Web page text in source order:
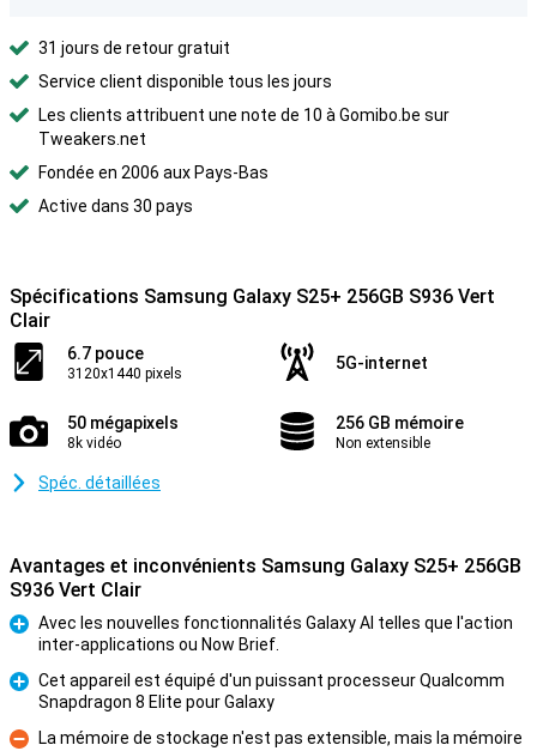
31 jours de retour gratuit
Service client disponible tous les jours
Les clients attribuent une note de 10 à Gomibo.be sur
Tweakers.net
Fondée en 2006 aux Pays-Bas
Active dans 30 pays
Spécifications Samsung Galaxy S25+ 256GB S936 Vert
Clair
6.7 pouce
3120x1440 pixels
5G-internet
50 mégapixels
8k vidéo
256 GB mémoire
Non extensible
Spéc. détaillées
Avantages et inconvénients Samsung Galaxy S25+ 256GB
S936 Vert Clair
Pour
Avec les nouvelles fonctionnalités Galaxy AI telles que l'action
inter-applications ou Now Brief.
Pour
Cet appareil est équipé d'un puissant processeur Qualcomm
Snapdragon 8 Elite pour Galaxy
La mémoire de stockage n'est pas extensible, mais la mémoire